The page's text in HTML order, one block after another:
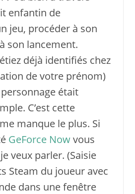
enfantin de
jeu, procéder à son
son lancement.
déjà identifiés chez
de votre prénom)
était
C’est cette
manque le plus. Si
GeForce Nowvous
veux parler. (Saisie
Steam du joueur avec
dans une fenêtre